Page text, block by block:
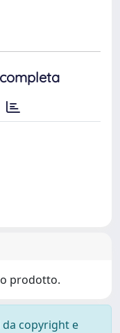
prodotto.
copyright e